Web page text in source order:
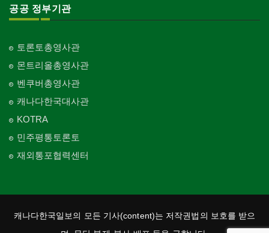
공공 정부기관
토론토총영사관
몬트리올총영사관
벤쿠버총영사관
캐나다한국대사관
KOTRA
민주평통토론토
재외통포협력센터
캐나다한국일보의 모든 기사(content)는 저작권법의 보호를 받으